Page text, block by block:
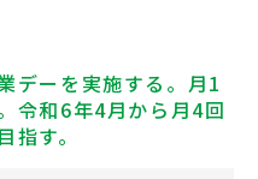
デーを実施する。月1
令和6年4月から月4回
す。